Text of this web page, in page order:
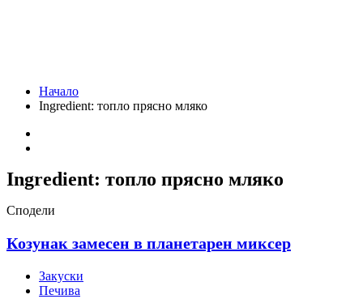
Начало
Ingredient: топло прясно мляко
Ingredient: топло прясно мляко
Сподели
Козунак замесен в планетарен миксер
Закуски
Печива